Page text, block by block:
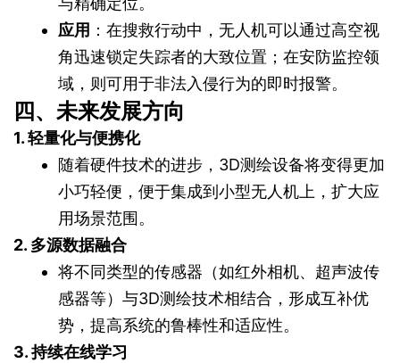
应用 ：在搜救行动中，无人机可以通过高空视
角迅速锁定失踪者的大致位置；在安防监控领
域，则可用于非法入侵行为的即时报警。
四、未来发展方向
1. 轻量化与便携化
随着硬件技术的进步，3D测绘设备将变得更加
小巧轻便，便于集成到小型无人机上，扩大应
用场景范围。
2. 多源数据融合
将不同类型的传感器（如红外相机、超声波传
感器等）与3D测绘技术相结合，形成互补优
势，提高系统的鲁棒性和适应性。
3. 持续在线学习